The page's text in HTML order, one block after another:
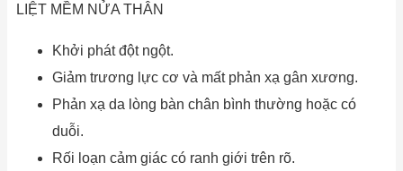
LIỆT MỀM NỬA THÂN
Khởi phát đột ngột.
Giảm trương lực cơ và mất phản xạ gân xương.
Phản xạ da lòng bàn chân bình thường hoặc có
duỗi.
Rối loạn cảm giác có ranh giới trên rõ.